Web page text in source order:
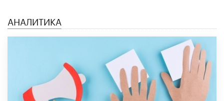
АНАЛИТИКА